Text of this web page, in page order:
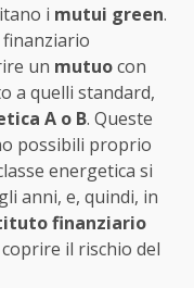
i mutui green.
un mutuocon
a quelli standard,
A o B. Queste
possibili proprio
energetica si
anni, e, quindi, in
finanziario
il rischio del